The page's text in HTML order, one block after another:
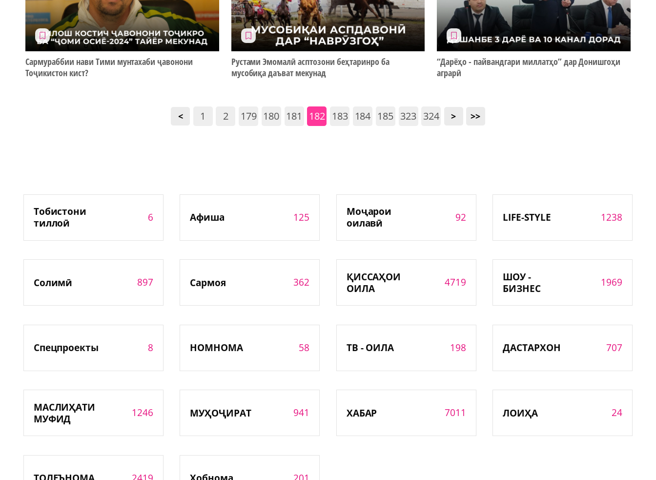
Сармураббии нави Тими мунтахаби ҷавонони
Тоҷикистон кист?
Рустами Эмомалӣ асптозони беҳтаринро ба
мусобиқа даъват мекунад
“Дарёҳо - пайвандгари миллатҳо” дар Донишгоҳи
аграрӣ
< 1 2 179 180 181 182 183 184 185 323 324 > >>
Тобистони
тиллоӣ
6 Афиша 125
Моҷарои
оилавӣ
92 LIFE-STYLE 1238
Солимӣ 897 Сармоя 362
ҚИССАҲОИ
ОИЛА
4719
ШОУ -
БИЗНЕС
1969
Спецпроекты 8 НОМНОМА 58 ТВ - ОИЛА 198 ДАСТАРХОН 707
МАСЛИҲАТИ
МУФИД
1246 МУҲОҶИРАТ 941 ХАБАР 7011 ЛОИҲА 24